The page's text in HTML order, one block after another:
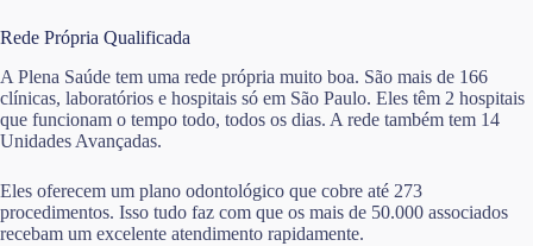
Rede Própria Qualificada
A Plena Saúde tem uma rede própria muito boa. São mais de 166
clínicas, laboratórios e hospitais só em São Paulo. Eles têm 2 hospitais
que funcionam o tempo todo, todos os dias. A rede também tem 14
Unidades Avançadas.
Eles oferecem um plano odontológico que cobre até 273
procedimentos. Isso tudo faz com que os mais de 50.000 associados
recebam um excelente atendimento rapidamente.